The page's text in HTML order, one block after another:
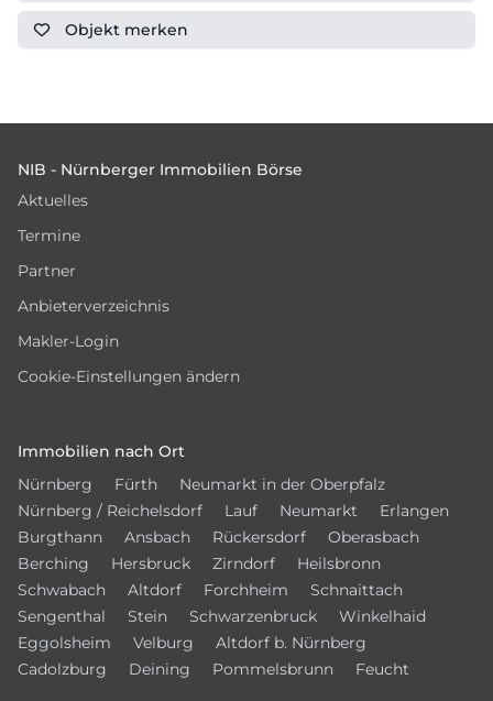
Objekt merken
NIB - Nürnberger Immobilien Börse
Aktuelles
Termine
Partner
Anbieterverzeichnis
Makler-Login
Cookie-Einstellungen ändern
Immobilien nach Ort
Nürnberg
Fürth
Neumarkt in der Oberpfalz
Nürnberg / Reichelsdorf
Lauf Neumarkt
Erlangen
Burgthann
Ansbach Rückersdorf
Oberasbach
Berching
Hersbruck Zirndorf
Heilsbronn
Schwabach
Altdorf Forchheim
Schnaittach
Sengenthal
Stein Schwarzenbruck
Winkelhaid
Eggolsheim
Velburg
Altdorf b. Nürnberg
Cadolzburg
Deining Pommelsbrunn Feucht